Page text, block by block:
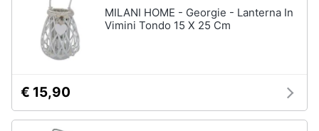
MILANI HOME - Georgie - Lanterna In
Vimini Tondo 15 X 25 Cm
€ 15,90